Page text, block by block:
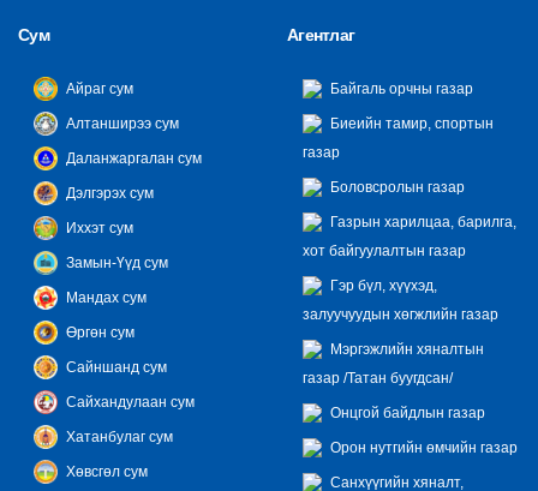
Сум
Айраг сум
Алтанширээ сум
Даланжаргалан сум
Дэлгэрэх сум
Иххэт сум
Замын-Үүд сум
Мандах сум
Өргөн сум
Сайншанд сум
Сайхандулаан сум
Хатанбулаг сум
Хөвсгөл сум
Агентлаг
Байгаль орчны газар
Биеийн тамир, спортын
газар
Боловсролын газар
Газрын харилцаа, барилга,
хот байгуулалтын газар
Гэр бүл, хүүхэд,
залуучуудын хөгжлийн газар
Мэргэжлийн хяналтын
газар /Татан буугдсан/
Онцгой байдлын газар
Орон нутгийн өмчийн газар
Санхүүгийн хяналт,